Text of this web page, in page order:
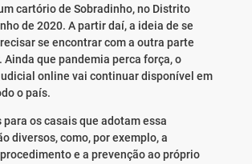
cartório de Sobradinho, no Distrito
de 2020. A partir daí, a ideia de se
se encontrar com a outra parte
Ainda que pandemia perca força, o
online vai continuar disponível em
o país.
para os casais que adotam essa
diversos, como, por exemplo, a
e a prevenção ao próprio